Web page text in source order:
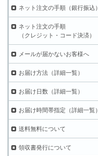
ネット注文の手順（銀行振込）
ネット注文の手順
（クレジット・コード決済）
メールが届かないお客様へ
お届け方法（詳細一覧）
お届け日数（詳細一覧）
お届け時間帯指定（詳細一覧）
送料無料について
領収書発行について